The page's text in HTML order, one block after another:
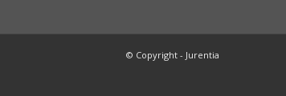
© Copyright - Jurentia